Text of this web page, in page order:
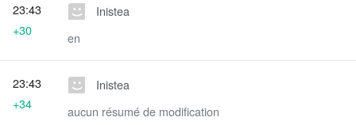
Inistea
en
23:43
+30
Inistea
aucun résumé de modification
23:43
+34